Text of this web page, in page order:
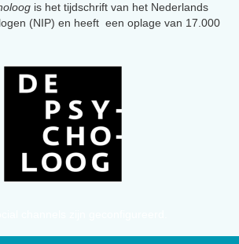
is het tijdschrift van het Nederlands
(NIP) en heeft een oplage van 17.000